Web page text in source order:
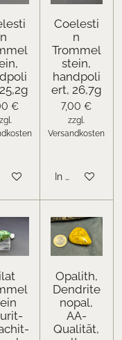
n
€
Warenkorb
Coelesti
n
Trommel
stein,
handpoli
ert, 26,7g
7,00 €
zzgl.
Versandkosten
In den
Opalith,
Dendrite
nopal,
AA-
Qualität,